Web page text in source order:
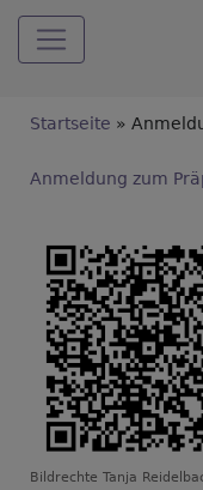
Startseite
Anmeldung zum
Bildrechte Tanja